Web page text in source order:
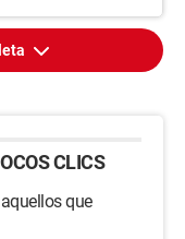
CLICS
que